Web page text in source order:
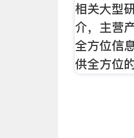
相关大型
介，主营
全方位信
供全方位的